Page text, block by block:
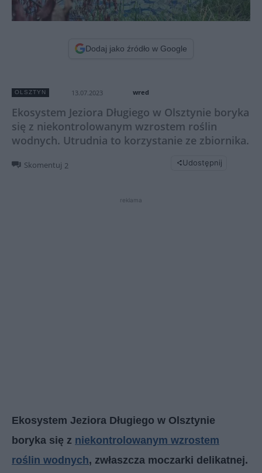
Dodaj jako źródło w Google
OLSZTYN 13.07.2023 wred
Ekosystem Jeziora Długiego w Olsztynie boryka
się z niekontrolowanym wzrostem roślin
wodnych. Utrudnia to korzystanie ze zbiornika.
Skomentuj 2 Udostępnij
reklama
Ekosystem Jeziora Długiego w Olsztynie
boryka się z niekontrolowanym wzrostem
roślin wodnych, zwłaszcza moczarki delikatnej.